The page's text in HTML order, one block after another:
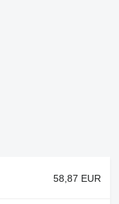
58,87 EUR